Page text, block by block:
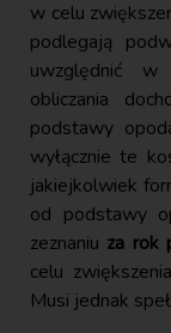
w celu
podlegają
uwzględnić w
obliczania
podstawy
wyłącznie te
jakiejkolwiek
od podstawy
zeznaniu za rok
celu
Musi jednak